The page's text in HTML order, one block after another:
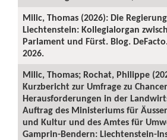
Milic, Thomas (2026): Die
Liechtenstein: Kollegialorgan
Parlament und Fürst. Blog.
2026.
Milic, Thomas; Rochat, Philippe
Kurzbericht zur Umfrage zu
Herausforderungen in der
Auftrag des Ministeriums für
und Kultur und des Amtes für
Gamprin-Bendern: Liechtenstein-